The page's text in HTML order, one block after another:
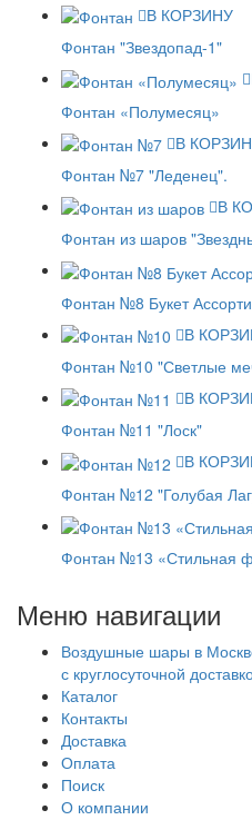
В КОРЗИНУ
Фонтан "Звездопад-1"
Фонтан «Полумесяц»
В
Фонтан №7 "Леденец".
В
Фонтан из шаров
Фонтан №8 Букет Ассорти
В
Фонтан №10 "Светлые
В
Фонтан №11 "Лоск"
В
Фонтан №12 "Голубая
Фонтан №13 «Стильная
Меню навигации
Воздушные шары в
с круглосуточной
Каталог
Контакты
Доставка
Оплата
Поиск
О компании